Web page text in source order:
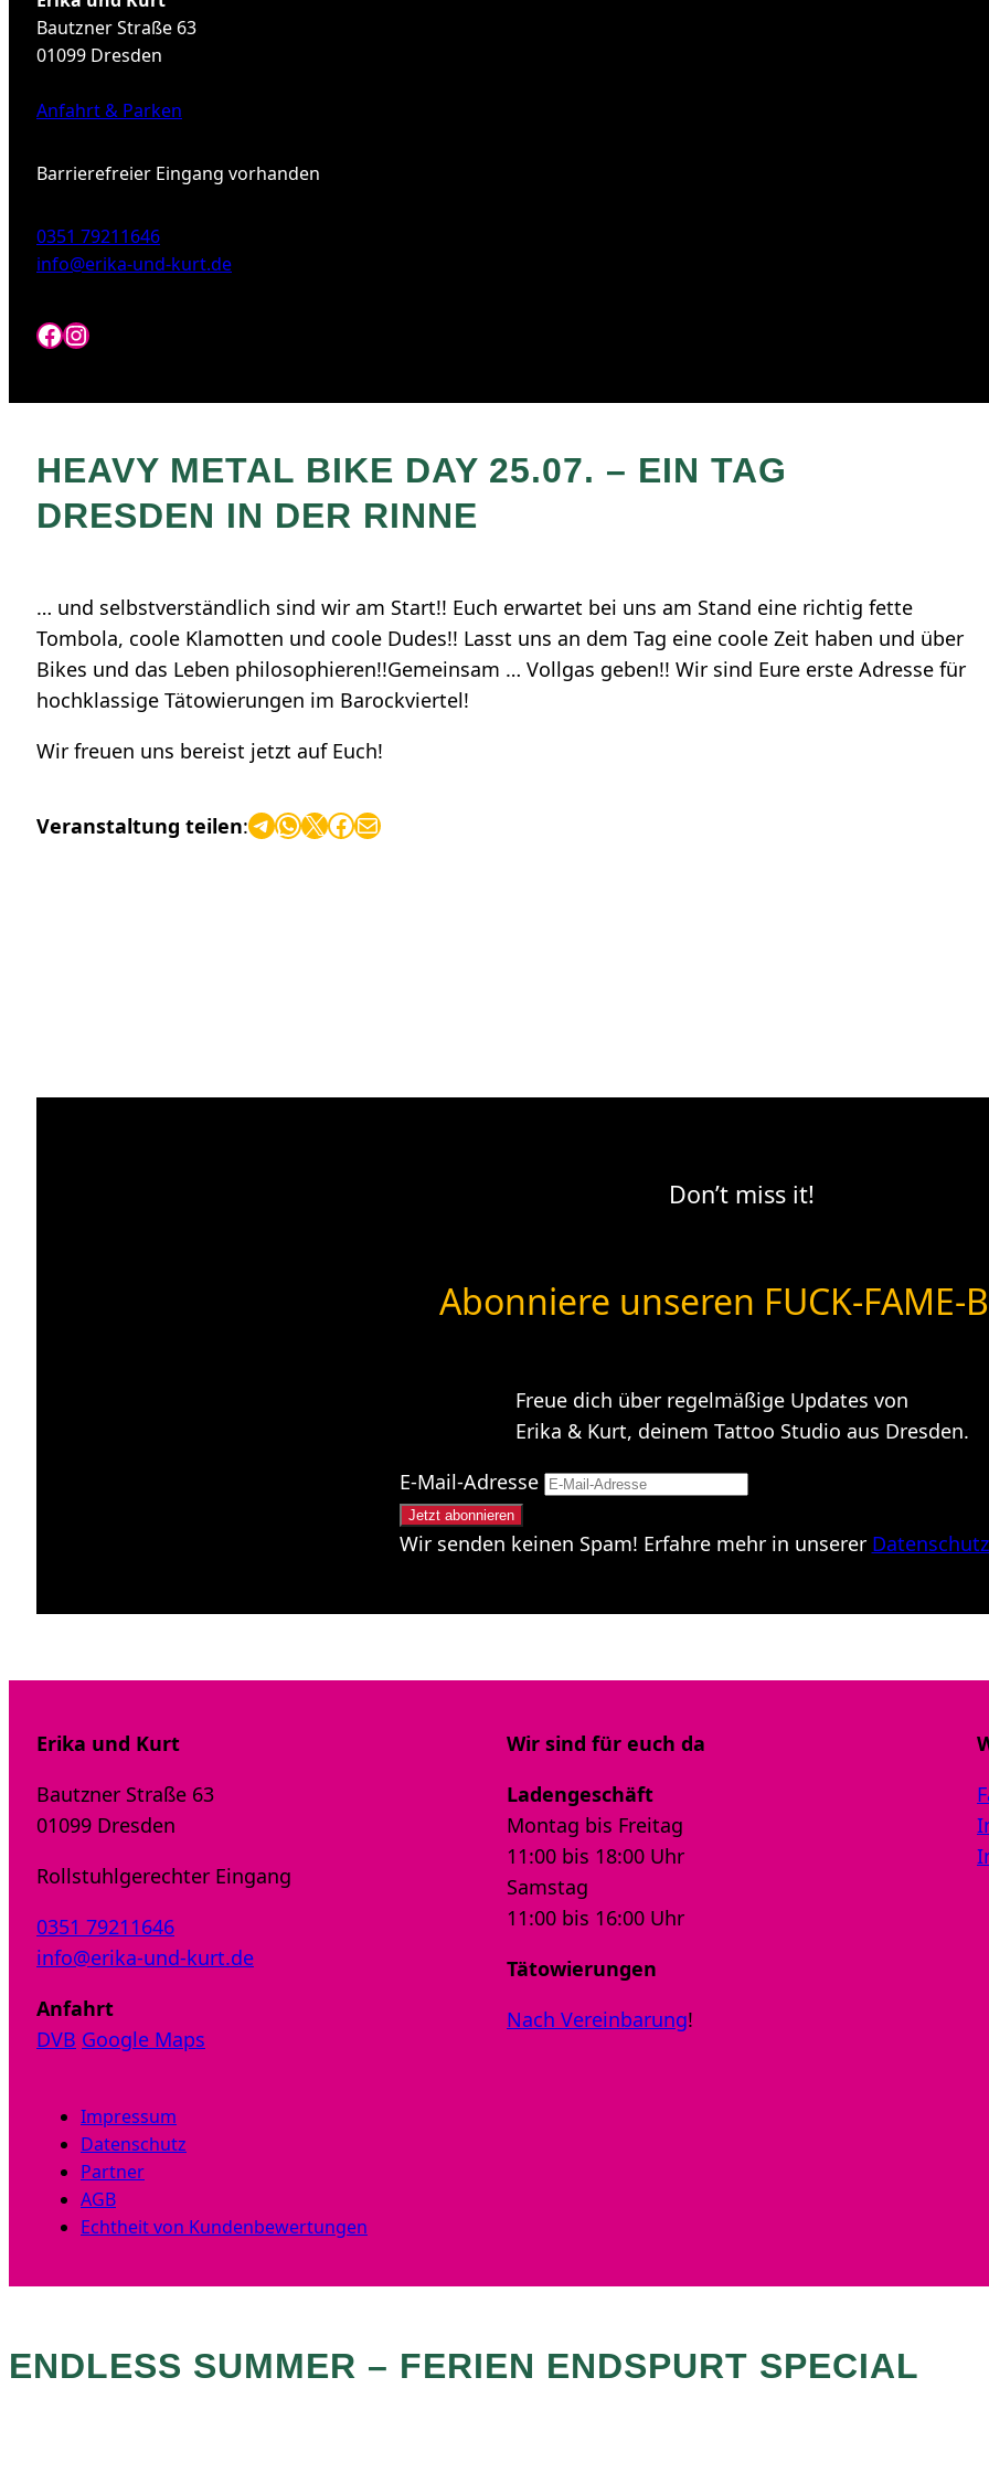
Bautzner Straße 63
01099 Dresden
Anfahrt & Parken
Barrierefreier Eingang vorhanden
0351 79211646
info@erika-und-kurt.de
Facebook
Instagram
HEAVY METAL BIKE DAY 25.07. – EIN TAG
DRESDEN IN DER RINNE
… und selbstverständlich sind wir am Start!! Euch erwartet bei uns am Stand eine richtig fette
Tombola, coole Klamotten und coole Dudes!! Lasst uns an dem Tag eine coole Zeit haben und über
Bikes und das Leben philosophieren!!Gemeinsam … Vollgas geben!! Wir sind Eure erste Adresse für
hochklassige Tätowierungen im Barockviertel!
Wir freuen uns bereist jetzt auf Euch!
Veranstaltung teilen:TelegramWhatsApp X Facebook E-Mail
Don’t miss it!
Abonniere unseren FUCK-FAME-
Freue dich über regelmäßige Updates von
Erika & Kurt, deinem Tattoo Studio aus Dresden.
E-Mail-Adresse
Wir senden keinen Spam! Erfahre mehr in unserer
Erika und Kurt
Bautzner Straße 63
01099 Dresden
Rollstuhlgerechter Eingang
0351 79211646
info@erika-und-kurt.de
Anfahrt
DVB Google Maps
Wir sind für euch da
Ladengeschäft
Montag bis Freitag
11:00 bis 18:00 Uhr
Samstag
11:00 bis 16:00 Uhr
Tätowierungen
Nach Vereinbarung!
Impressum
Datenschutz
Partner
AGB
Echtheit von Kundenbewertungen
ENDLESS SUMMER – FERIEN ENDSPURT SPECIAL